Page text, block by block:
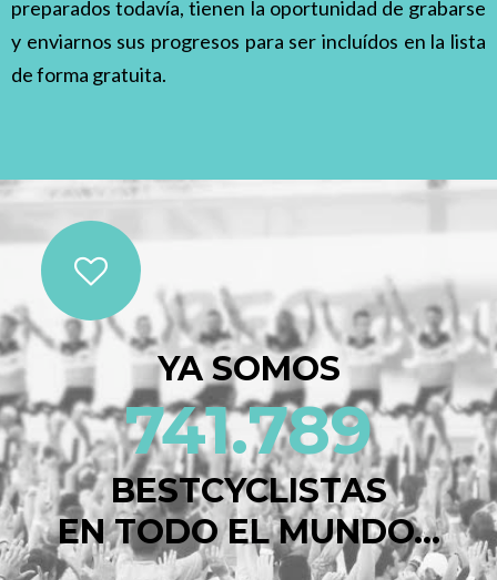
preparados todavía, tienen la oportunidad de grabarse
y enviarnos sus progresos para ser incluídos en la lista
de forma gratuita.
YA SOMOS
741.789
BESTCYCLISTAS
EN TODO EL MUNDO...